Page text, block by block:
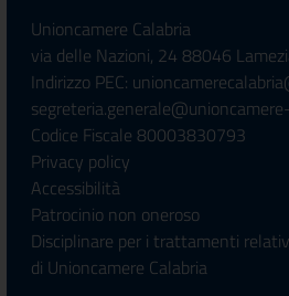
Unioncamere Calabria
via delle Nazioni, 24 88046
Indirizzo PEC:
Codice Fiscale 80003830793
Privacy policy
Accessibilità
Patrocinio non oneroso
Disciplinare per i trattamenti
di Unioncamere Calabria